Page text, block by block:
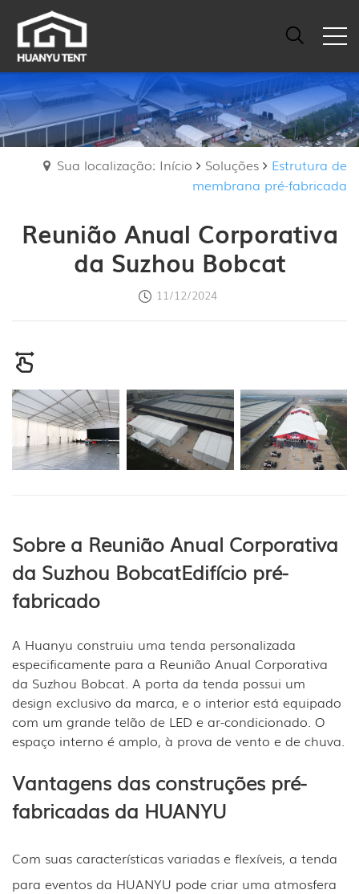
Sua localização: Início Soluções
Estrutura de
membrana pré-fabricada
Reunião Anual Corporativa
da Suzhou Bobcat
11/12/2024
Sobre a Reunião Anual Corporativa
da Suzhou BobcatEdifício pré-
fabricado
A Huanyu construiu uma tenda personalizada
especificamente para a Reunião Anual Corporativa
da Suzhou Bobcat. A porta da tenda possui um
design exclusivo da marca, e o interior está equipado
com um grande telão de LED e ar-condicionado. O
espaço interno é amplo, à prova de vento e de chuva.
Vantagens das construções pré-
fabricadas da HUANYU
Com suas características variadas e flexíveis, a tenda
para eventos da HUANYU pode criar uma atmosfera